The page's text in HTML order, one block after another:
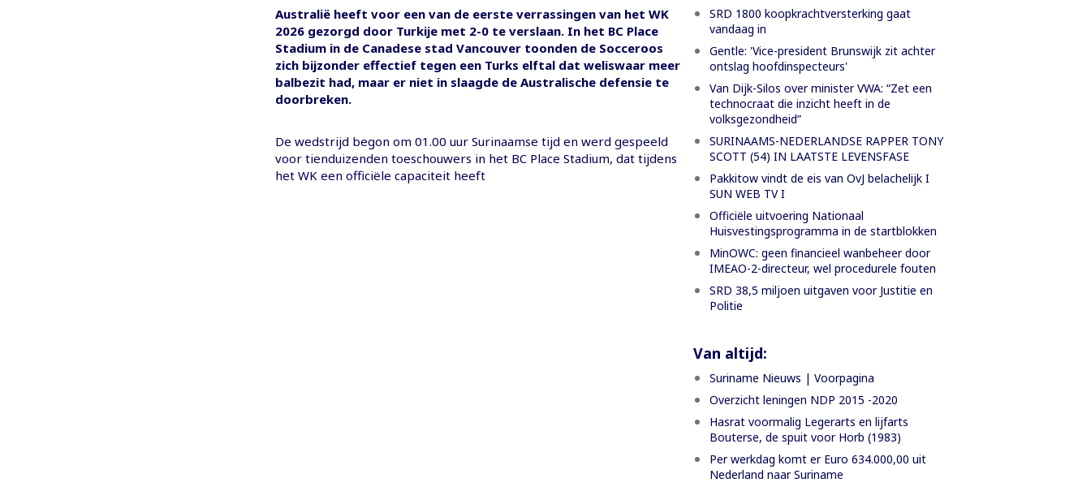
Australië heeft voor een van de eerste verrassingen van het WK
2026 gezorgd door Turkije met 2-0 te verslaan. In het BC Place
Stadium in de Canadese stad Vancouver toonden de Socceroos
zich bijzonder effectief tegen een Turks elftal dat weliswaar meer
balbezit had, maar er niet in slaagde de Australische defensie te
doorbreken.
De wedstrijd begon om 01.00 uur Surinaamse tijd en werd gespeeld
voor tienduizenden toeschouwers in het BC Place Stadium, dat tijdens
het WK een officiële capaciteit heeft
SRD 1800 koopkrachtversterking gaat
vandaag in
Gentle: 'Vice-president Brunswijk zit achter
ontslag hoofdinspecteurs'
Van Dijk-Silos over minister VWA: “Zet een
technocraat die inzicht heeft in de
volksgezondheid”
SURINAAMS-NEDERLANDSE RAPPER TONY
SCOTT (54) IN LAATSTE LEVENSFASE
Pakkitow vindt de eis van OvJ belachelijk I
SUN WEB TV I
Officiële uitvoering Nationaal
Huisvestingsprogramma in de startblokken
MinOWC: geen financieel wanbeheer door
IMEAO-2-directeur, wel procedurele fouten
SRD 38,5 miljoen uitgaven voor Justitie en
Politie
Van altijd:
Suriname Nieuws | Voorpagina
Overzicht leningen NDP 2015 -2020
Hasrat voormalig Legerarts en lijfarts
Bouterse, de spuit voor Horb (1983)
Per werkdag komt er Euro 634.000,00 uit
Nederland naar Suriname